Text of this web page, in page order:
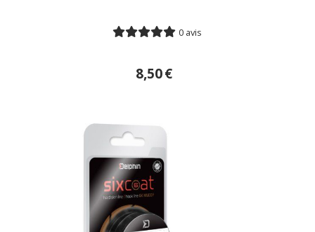
0 avis
8,50€